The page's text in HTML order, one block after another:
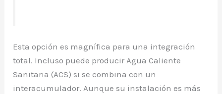
Esta opción es magnífica para una integración
total. Incluso puede producir Agua Caliente
Sanitaria (ACS) si se combina con un
interacumulador. Aunque su instalación es más